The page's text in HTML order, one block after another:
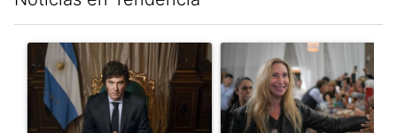
Un artículo de tendencia con el título "Milei, listo para 'atajar'
Un artículo de tendencia